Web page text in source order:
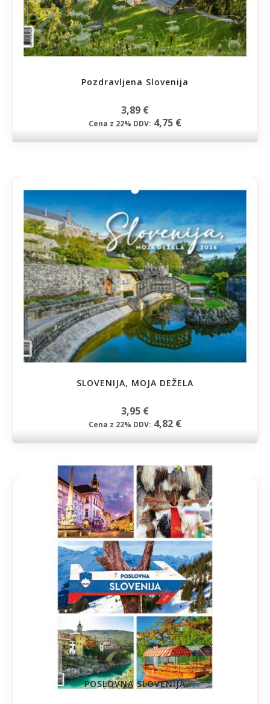
Pozdravljena Slovenija
3,89 €
Cena z 22% DDV: 4,75 €
SLOVENIJA, MOJA DEŽELA
3,95 €
Cena z 22% DDV: 4,82 €
POSLOVNA SLOVENIJA